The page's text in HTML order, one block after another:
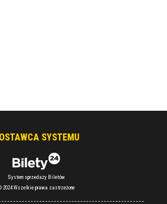
SYSTEMU
System sprzedaży Biletów
2024 Wszelkie prawa zastrzeżone